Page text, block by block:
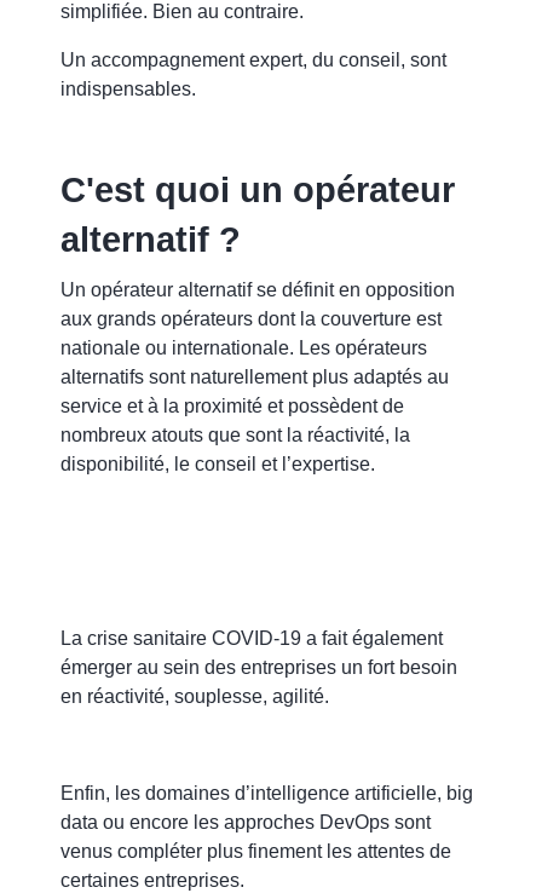
simplifiée. Bien au contraire.
Un accompagnement expert, du conseil, sont
indispensables.
C'est quoi un opérateur
alternatif ?
Un opérateur alternatif se définit en opposition
aux grands opérateurs dont la couverture est
nationale ou internationale. Les opérateurs
alternatifs sont naturellement plus adaptés au
service et à la proximité et possèdent de
nombreux atouts que sont la réactivité, la
disponibilité, le conseil et l’expertise.
La crise sanitaire COVID-19 a fait également
émerger au sein des entreprises un fort besoin
en réactivité, souplesse, agilité.
Enfin, les domaines d’intelligence artificielle, big
data ou encore les approches DevOps sont
venus compléter plus finement les attentes de
certaines entreprises.